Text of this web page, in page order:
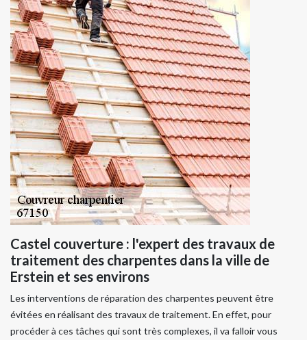
Castel couverture : l'expert des travaux de
traitement des charpentes dans la ville de
Erstein et ses environs
Les interventions de réparation des charpentes peuvent être
évitées en réalisant des travaux de traitement. En effet, pour
procéder à ces tâches qui sont très complexes, il va falloir vous